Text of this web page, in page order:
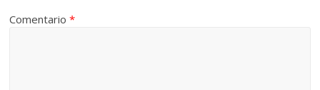
Comentario*